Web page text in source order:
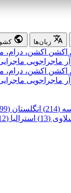
زبان‌ها
اکشن اکشن، درام،
ماجراجویی
اکشن اکشن، درام،
ماجراجویی
(214) انگلستان (199)
(13) استرالیا (12)